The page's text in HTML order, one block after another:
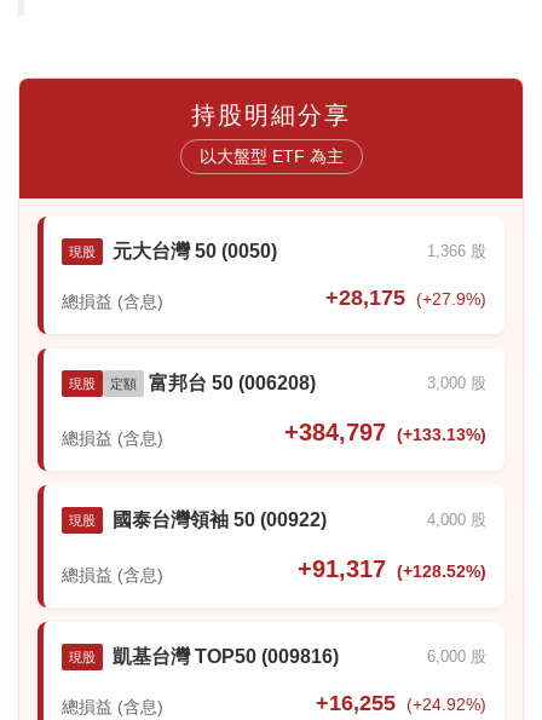
持股明細分享
以大盤型 ETF 為主
現股 元大台灣 50 (0050) 1,366 股
總損益 (含息) +28,175 (+27.9%)
現股 定額 富邦台 50 (006208) 3,000 股
總損益 (含息) +384,797 (+133.13%)
現股 國泰台灣領袖 50 (00922) 4,000 股
總損益 (含息) +91,317 (+128.52%)
現股 凱基台灣 TOP50 (009816) 6,000 股
總損益 (含息) +16,255 (+24.92%)